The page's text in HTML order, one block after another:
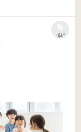
リストに
保存